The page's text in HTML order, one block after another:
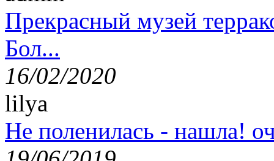
Прекрасный музей
Бол...
16/02/2020
lilya
Не поленилась - нашла!